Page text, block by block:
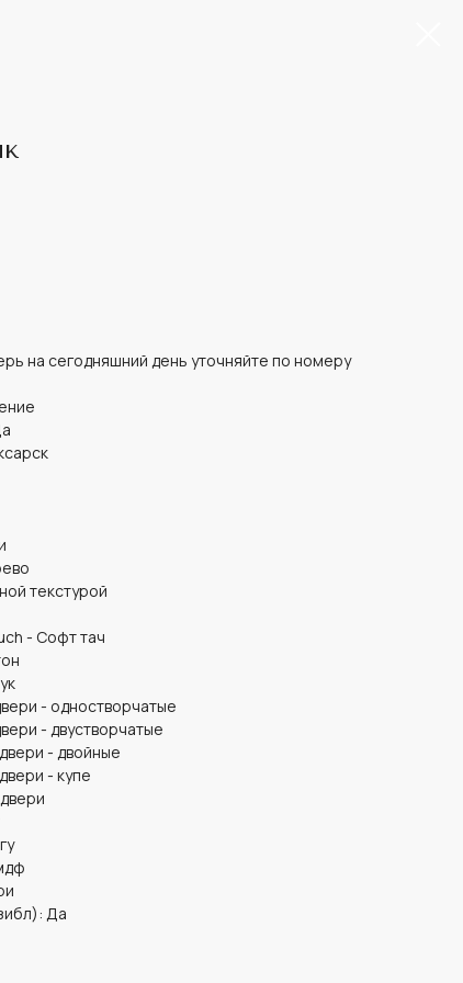
на сегодняшний день уточняйте по номеру
текстурой
- Софт тач
- одностворчатые
- двустворчатые
- двойные
- купе
Да